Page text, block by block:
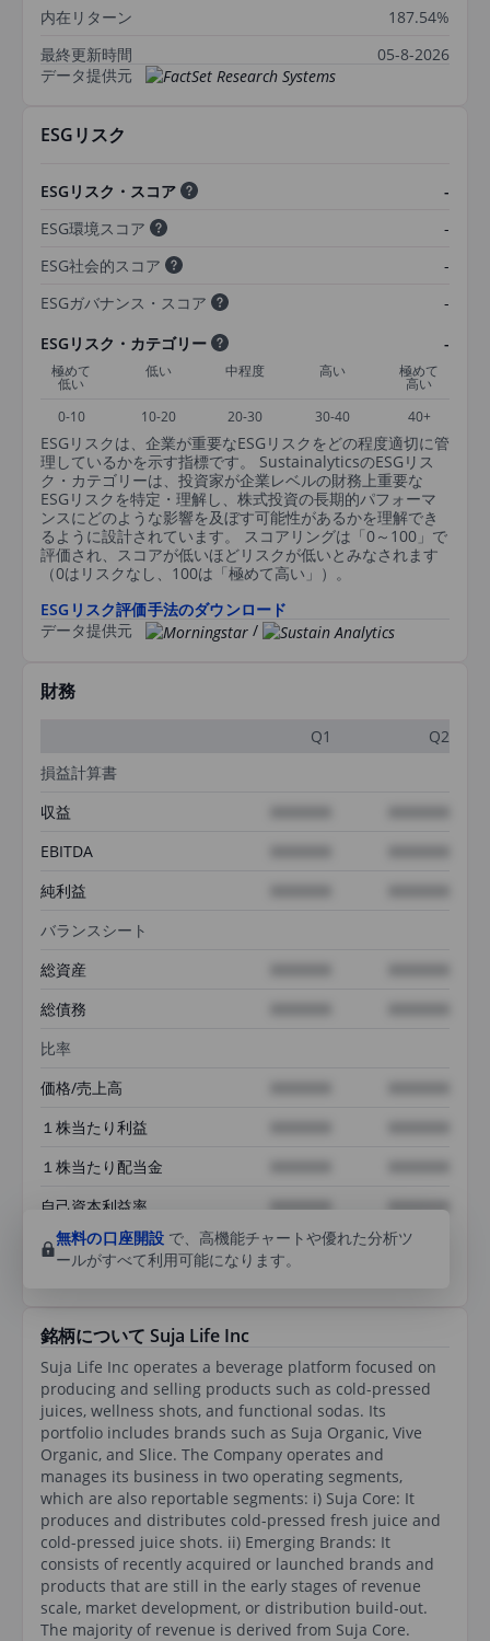
内在リターン
187.54%
最終更新時間
05-8-2026
データ提供元
ESGリスク
ESGリスク・スコア
-
ESG環境スコア
-
ESG社会的スコア
-
ESGガバナンス・スコア
-
ESGリスク・カテゴリー
-
極めて
低い
低い 中程度 高い 極めて
高い
0-10
10-20 20-30 30-40 40+
ESGリスクは、企業が重要なESGリスクをどの程度適切に管
理しているかを示す指標です。 SustainalyticsのESGリス
ク・カテゴリーは、投資家が企業レベルの財務上重要な
ESGリスクを特定・理解し、株式投資の長期的パフォーマ
ンスにどのような影響を及ぼす可能性があるかを理解でき
るように設計されています。 スコアリングは「0～100」で
評価され、スコアが低いほどリスクが低いとみなされます
（0はリスクなし、100は「極めて高い」）。
ESGリスク評価手法のダウンロード
データ提供元
/
財務
Q1
Q2
損益計算書
収益
EBITDA
純利益
バランスシート
総資産
総債務
比率
価格/売上高
１株当たり利益
１株当たり配当金
自己資本利益率
XXXXXXX
XXXXXXX
無料の口座開設 で、高機能チャートや優れた分析ツ
ールがすべて利用可能になります。
銘柄について Suja Life Inc
Suja Life Inc operates a beverage platform focused on
producing and selling products such as cold-pressed
juices, wellness shots, and functional sodas. Its
portfolio includes brands such as Suja Organic, Vive
Organic, and Slice. The Company operates and
manages its business in two operating segments,
which are also reportable segments: i) Suja Core: It
produces and distributes cold-pressed fresh juice and
cold-pressed juice shots. ii) Emerging Brands: It
consists of recently acquired or launched brands and
products that are still in the early stages of revenue
scale, market development, or distribution build-out.
The majority of revenue is derived from Suja Core.